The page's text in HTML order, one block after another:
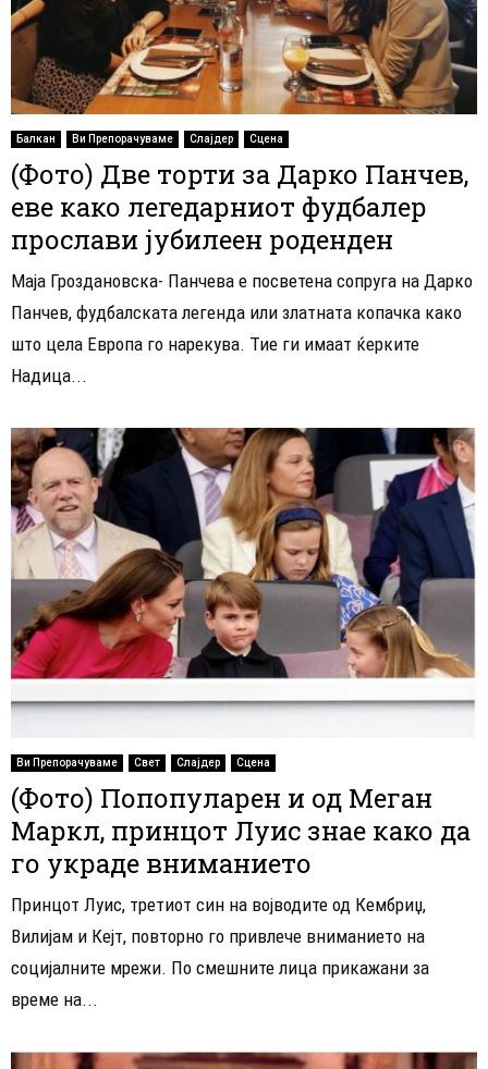
Балкан Ви Препорачуваме Слајдер Сцена
(Фото) Две торти за Дарко Панчев,
еве како легедарниот фудбалер
прослави јубилеен роденден
Маја Гроздановска- Панчева е посветена сопруга на Дарко
Панчев, фудбалската легенда или златната копачка како
што цела Европа го нарекува. Тие ги имаат ќерките
Надица...
Ви Препорачуваме Свет Слајдер Сцена
(Фото) Попопуларен и од Меган
Маркл, принцот Луис знае како да
го украде вниманието
Принцот Луис, третиот син на војводите од Кембриџ,
Вилијам и Кејт, повторно го привлече вниманието на
социјалните мрежи. По смешните лица прикажани за
време на...